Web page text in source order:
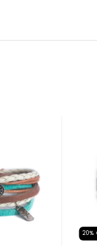
20%